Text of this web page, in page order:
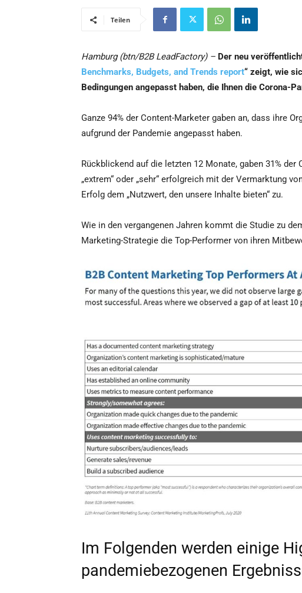
Teilen
Hamburg (btn/B2B LeadFactory) – Der neu
Benchmarks, Budgets, and Trends report“ zeigt, wie
Bedingungen angepasst haben, die Ihnen die Corona-
Ganze 94% der Content-Marketer gaben an, dass ihre
aufgrund der Pandemie angepasst haben.
Rückblickend auf die letzten 12 Monate, gaben 31%
„extrem“ oder „sehr“ erfolgreich mit der Vermarktung
Erfolg dem „Nutzwert, den unsere Inhalte bieten“ zu.
Wie in den vergangenen Jahren kommt die Studie zu
Marketing-Strategie die Top-Performer von ihren
Im Folgenden werden einige
pandemiebezogenen